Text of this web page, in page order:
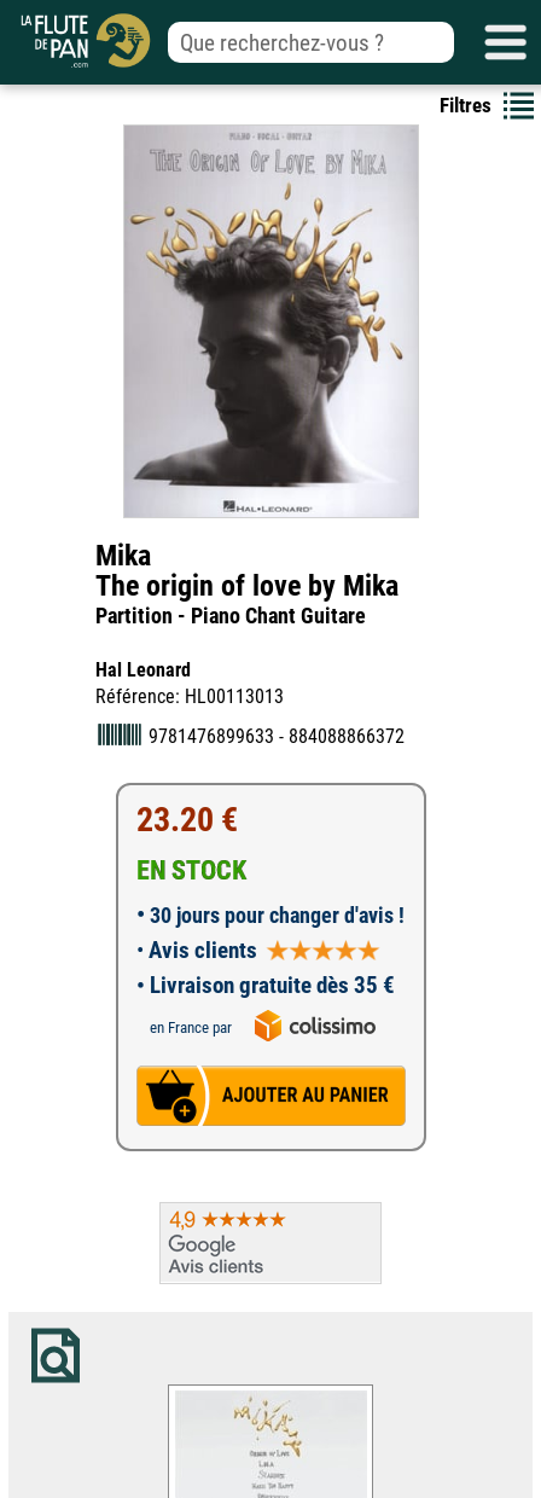
Filtres
Mika
The origin of love by Mika
Partition - Piano Chant Guitare
Hal Leonard
Référence: HL00113013
9781476899633 - 884088866372
23.20 €
EN STOCK
• 30 jours pour changer d'avis !
• Avis clients
• Livraison gratuite dès 35 €
en France par